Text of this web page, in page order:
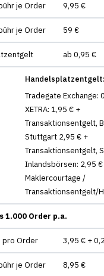
je Order 9,95 €
je Order 59 €
ab 0,95 €
Handelsplatzentgelt:
Tradegate Exchange:
XETRA: 1,95 € +
Transaktionsentgelt,
Stuttgart 2,95 € +
Transaktionsentgelt,
Inlandsbörsen: 2,95
Maklercourtage /
Transaktionsentgelt/
1.000 Order p.a.
pro Order 3,95 € +
je Order 8,95 €